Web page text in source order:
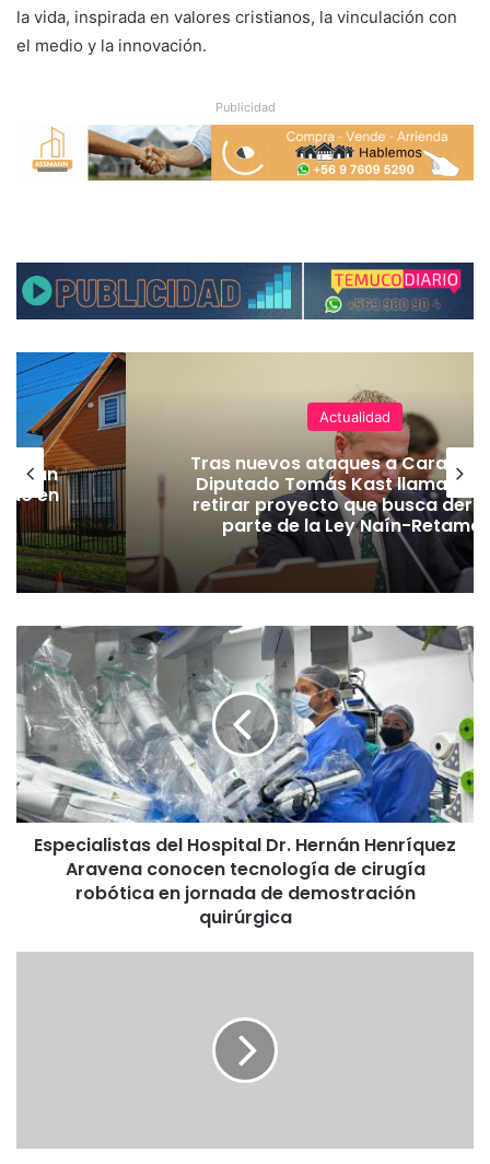
la vida, inspirada en valores cristianos, la vinculación con
el medio y la innovación.
Publicidad
en
Actualidad
Tras nuevos ataques a
Diputado Tomás Kast llama al
retirar proyecto que busca
parte de la Ley Naín-Retamal
e
i
a
l
i
Especialistas del Hospital Dr. Hernán Henríquez
Aravena conocen tecnología de cirugía
robótica en jornada de demostración
quirúrgica